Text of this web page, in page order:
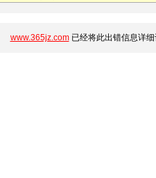
www.365jz.com已经将此出错信息详细